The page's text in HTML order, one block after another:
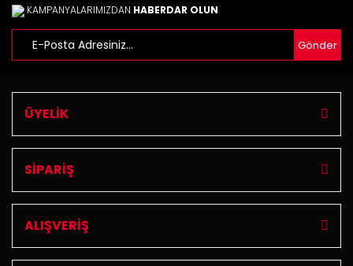
KAMPANYALARIMIZDAN HABERDAR OLUN
Gönder
ÜYELİK
SİPARİŞ
ALIŞVERİŞ